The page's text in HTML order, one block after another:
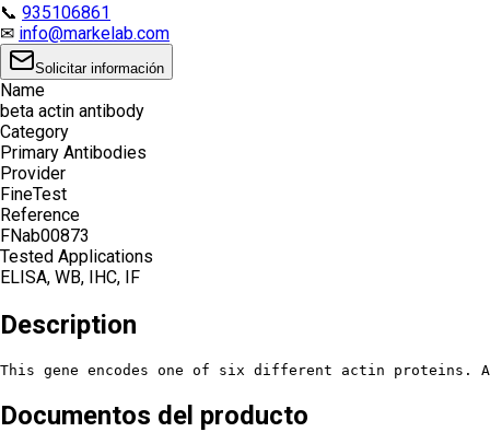
📞 935106861
✉ info@markelab.com
Solicitar información
Name
beta actin antibody
Category
Primary Antibodies
Provider
FineTest
Reference
FNab00873
Tested Applications
ELISA, WB, IHC, IF
Description
This gene encodes one of six different actin
Documentos del producto